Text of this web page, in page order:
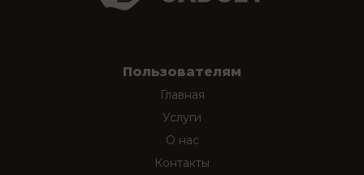
Пользователям
Главная
Услуги
О нас
Контакты